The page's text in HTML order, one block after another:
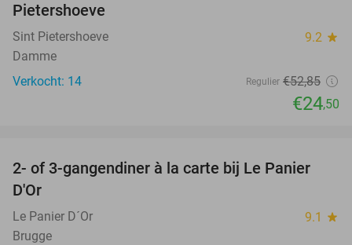
Pietershoeve
Sint Pietershoeve 9.2 star
Damme
Verkocht: 14
Regulier €52,85
€24,50
53%
2- of 3-gangendiner à la carte bij Le Panier
D'Or
Le Panier D´Or 9.1 star
Brugge